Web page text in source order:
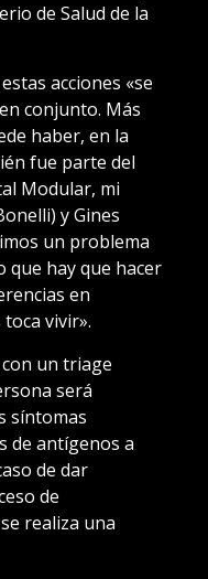
de Salud de la
acciones «se
conjunto. Más
haber, en la
fue parte del
Modular, mi
y Gines
un problema
que hay que hacer
en
vivir».
un triage
será
síntomas
de antígenos a
de dar
de
realiza una